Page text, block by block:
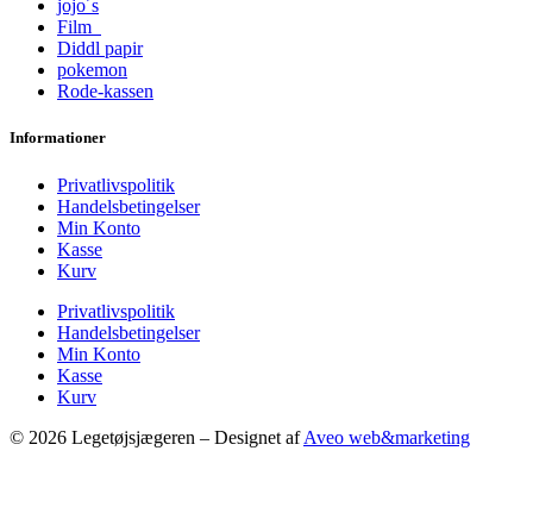
jojo´s
Film
Diddl papir
pokemon
Rode-kassen
Informationer
Privatlivspolitik
Handelsbetingelser
Min Konto
Kasse
Kurv
Privatlivspolitik
Handelsbetingelser
Min Konto
Kasse
Kurv
© 2026 Legetøjsjægeren – Designet afAveo web&marketing